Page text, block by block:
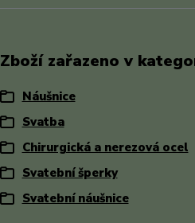
Zboží zařazeno v
Náušnice
Svatba
Chirurgická a nerezová ocel
Svatební šperky
Svatební náušnice